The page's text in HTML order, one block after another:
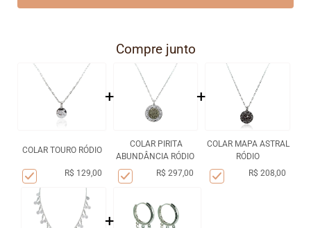
Compre junto
COLAR TOURO RÓDIO
R$ 129,00
+
COLAR PIRITA
ABUNDÂNCIA RÓDIO
R$ 297,00
+
COLAR MAPA ASTRAL
RÓDIO
R$ 208,00
+